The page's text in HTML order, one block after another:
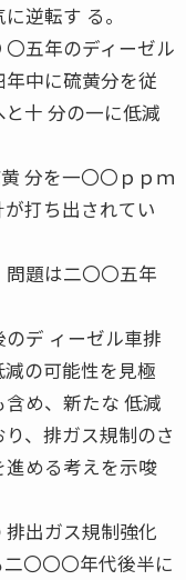
逆転す る。
五年のディーゼル
中に硫黄分を従
十 分の一に低減
分を一〇〇ｐｐｍ
打ち出されてい
題は二〇〇五年
デ ィーゼル車排
の可能性を見極
め、新たな 低減
、排ガス規制のさ
進める考えを示唆
出ガス規制強化
〇〇〇年代後半に